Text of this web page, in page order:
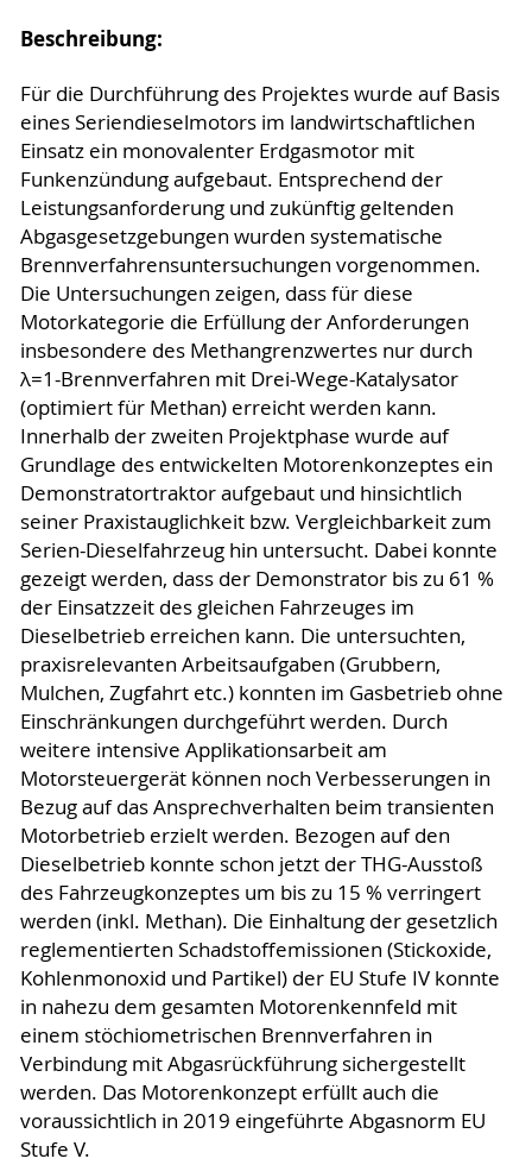
Beschreibung:
Für die Durchführung des Projektes wurde auf Basis
eines Seriendieselmotors im landwirtschaftlichen
Einsatz ein monovalenter Erdgasmotor mit
Funkenzündung aufgebaut. Entsprechend der
Leistungsanforderung und zukünftig geltenden
Abgasgesetzgebungen wurden systematische
Brennverfahrensuntersuchungen vorgenommen.
Die Untersuchungen zeigen, dass für diese
Motorkategorie die Erfüllung der Anforderungen
insbesondere des Methangrenzwertes nur durch
λ=1-Brennverfahren mit Drei-Wege-Katalysator
(optimiert für Methan) erreicht werden kann.
Innerhalb der zweiten Projektphase wurde auf
Grundlage des entwickelten Motorenkonzeptes ein
Demonstratortraktor aufgebaut und hinsichtlich
seiner Praxistauglichkeit bzw. Vergleichbarkeit zum
Serien-Dieselfahrzeug hin untersucht. Dabei konnte
gezeigt werden, dass der Demonstrator bis zu 61 %
der Einsatzzeit des gleichen Fahrzeuges im
Dieselbetrieb erreichen kann. Die untersuchten,
praxisrelevanten Arbeitsaufgaben (Grubbern,
Mulchen, Zugfahrt etc.) konnten im Gasbetrieb ohne
Einschränkungen durchgeführt werden. Durch
weitere intensive Applikationsarbeit am
Motorsteuergerät können noch Verbesserungen in
Bezug auf das Ansprechverhalten beim transienten
Motorbetrieb erzielt werden. Bezogen auf den
Dieselbetrieb konnte schon jetzt der THG-Ausstoß
des Fahrzeugkonzeptes um bis zu 15 % verringert
werden (inkl. Methan). Die Einhaltung der gesetzlich
reglementierten Schadstoffemissionen (Stickoxide,
Kohlenmonoxid und Partikel) der EU Stufe IV konnte
in nahezu dem gesamten Motorenkennfeld mit
einem stöchiometrischen Brennverfahren in
Verbindung mit Abgasrückführung sichergestellt
werden. Das Motorenkonzept erfüllt auch die
voraussichtlich in 2019 eingeführte Abgasnorm EU
Stufe V.